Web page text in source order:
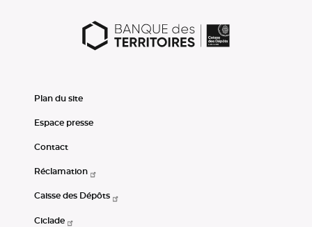
Plan du site
Espace presse
Contact
Réclamation
Caisse des Dépôts
Ciclade